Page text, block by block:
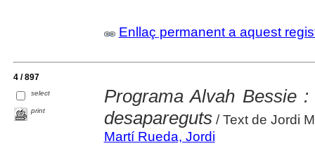
Enllaç permanent a aquest
4 / 897
select
print
Programa Alvah Bessie
desapareguts/ Text de Jordi
Martí Rueda, Jordi